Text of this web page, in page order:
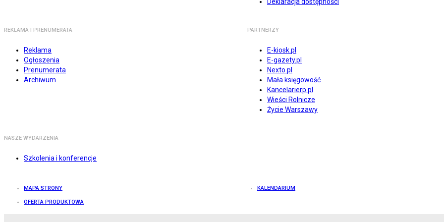
REKLAMA I PRENUMERATA
Reklama
Ogłoszenia
Prenumerata
Archiwum
PARTNERZY
E-kiosk.pl
E-gazety.pl
Nexto.pl
Mała księgowość
Kancelarierp.pl
Wieści Rolnicze
Życie Warszawy
NASZE WYDARZENIA
Szkolenia i konferencje
MAPA STRONY KALENDARIUM
OFERTA PRODUKTOWA